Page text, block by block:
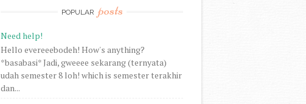
POPULAR posts
Need help!
Hello evereeebodeh! How's anything?
*basabasi* Jadi, gweeee sekarang (ternyata)
udah semester 8 loh! which is semester terakhir
dan...